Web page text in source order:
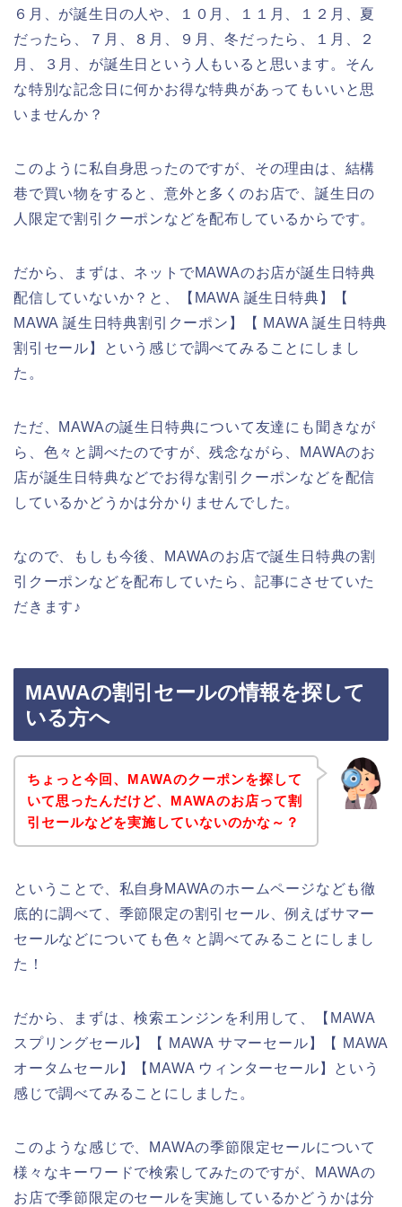
６月、が誕生日の人や、１０月、１１月、１２月、夏
だったら、７月、８月、９月、冬だったら、１月、２
月、３月、が誕生日という人もいると思います。そん
な特別な記念日に何かお得な特典があってもいいと思
いませんか？
このように私自身思ったのですが、その理由は、結構
巷で買い物をすると、意外と多くのお店で、誕生日の
人限定で割引クーポンなどを配布しているからです。
だから、まずは、ネットでMAWAのお店が誕生日特典
配信していないか？と、【MAWA 誕生日特典】【
MAWA 誕生日特典割引クーポン】【 MAWA 誕生日特典
割引セール】という感じで調べてみることにしまし
た。
ただ、MAWAの誕生日特典について友達にも聞きなが
ら、色々と調べたのですが、残念ながら、MAWAのお
店が誕生日特典などでお得な割引クーポンなどを配信
しているかどうかは分かりませんでした。
なので、もしも今後、MAWAのお店で誕生日特典の割
引クーポンなどを配布していたら、記事にさせていた
だきます♪
MAWAの割引セールの情報を探して
いる方へ
ちょっと今回、MAWAのクーポンを探して
いて思ったんだけど、MAWAのお店って割
引セールなどを実施していないのかな～？
ということで、私自身MAWAのホームページなども徹
底的に調べて、季節限定の割引セール、例えばサマー
セールなどについても色々と調べてみることにしまし
た！
だから、まずは、検索エンジンを利用して、【MAWA
スプリングセール】【 MAWA サマーセール】【 MAWA
オータムセール】【MAWA ウィンターセール】という
感じで調べてみることにしました。
このような感じで、MAWAの季節限定セールについて
様々なキーワードで検索してみたのですが、MAWAの
お店で季節限定のセールを実施しているかどうかは分